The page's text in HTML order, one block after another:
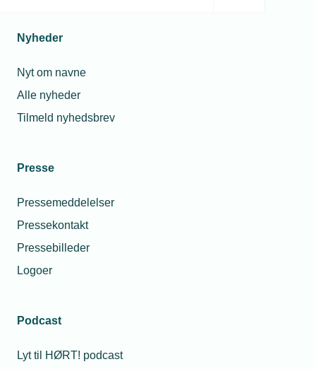
Nyheder
Nyt om navne
Alle nyheder
Tilmeld nyhedsbrev
Presse
Pressemeddelelser
Pressekontakt
Pressebilleder
Logoer
Podcast
Lyt til HØRT! podcast